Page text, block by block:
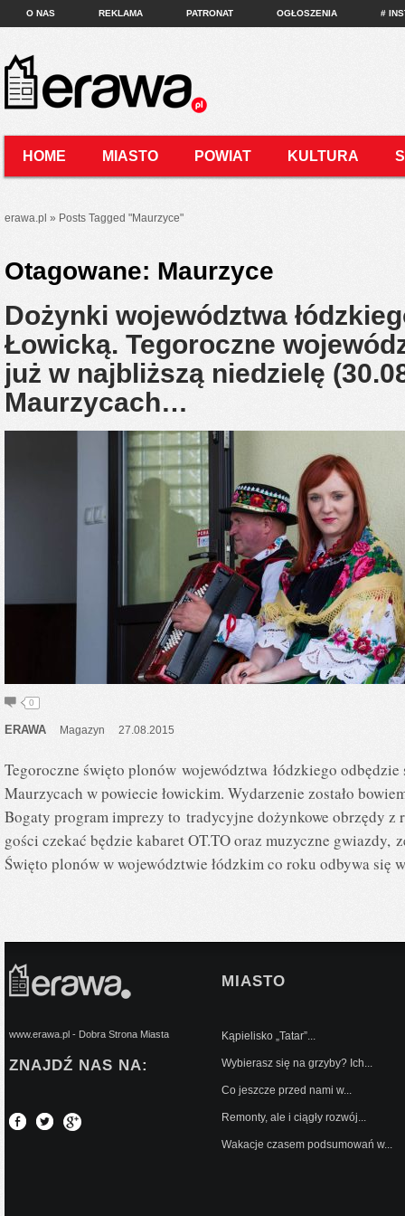
O NAS REKLAMA PATRONAT OGŁOSZENIA #
HOME MIASTO POWIAT KULTURA
erawa.pl » Posts Tagged "Maurzyce"
Otagowane: Maurzyce
Dożynki województwa
Łowicką. Tegoroczne
już w najbliższą niedzielę
Maurzycach…
0
ERAWA Magazyn 27.08.2015
Tegoroczne święto plonów województwa łódzkiego
Maurzycach w powiecie łowickim. Wydarzenie zostało
Bogaty program imprezy to tradycyjne dożynkowe obrzędy z
gości czekać będzie kabaret OT.TO oraz muzyczne gwiazdy,
Święto plonów w województwie łódzkim co roku odbywa się
www.erawa.pl - Dobra Strona Miasta
ZNAJDŹ NAS NA:
MIASTO
Kąpielisko „Tatar”...
Wybierasz się na grzyby? Ich...
Co jeszcze przed nami w...
Remonty, ale i ciągły rozwój...
Wakacje czasem podsumowań w...